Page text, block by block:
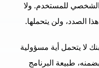
للمستخدم. ولا
الصدد، ولن يتحملها.
لا يتحمل أية مسؤولية
طبيعة البرنامج